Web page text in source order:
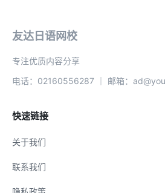
友达日语网校
专注优质内容分享
电话：02160556287 ｜ 邮箱：
快速链接
关于我们
联系我们